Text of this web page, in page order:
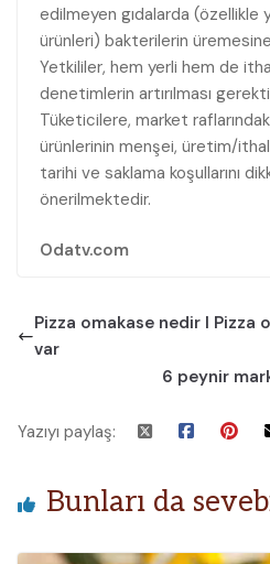
edilmeyen gıdalarda
ürünleri) bakterilerin
Yetkililer, hem yerli hem de
denetimlerin artırılması
Tüketicilere, market
ürünlerinin menşei, üretim/
tarihi ve saklama koşullarını
önerilmektedir.
Odatv.com
Pizza omakase nedir I Pizza
var
6 peynir
Yazıyı paylaş:
Bunları da